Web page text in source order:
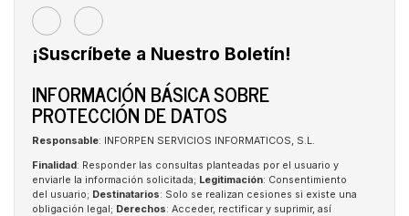
¡Suscríbete a Nuestro Boletín!
INFORMACIÓN BÁSICA SOBRE
PROTECCIÓN DE DATOS
Responsable: INFORPEN SERVICIOS INFORMATICOS, S.L.
Finalidad: Responder las consultas planteadas por el usuario y
enviarle la información solicitada; Legitimación: Consentimiento
del usuario; Destinatarios: Solo se realizan cesiones si existe una
obligación legal; Derechos: Acceder, rectificar y suprimir, así